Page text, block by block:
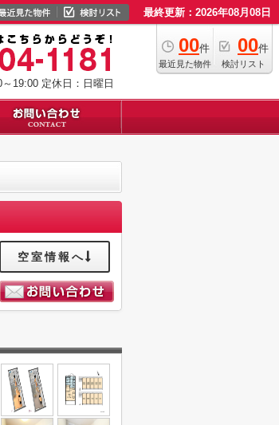
最終更新：2026年08月08日
00件
最近見た物件
00件
検討リスト
19:00 定休日：日曜日
空室情報へ